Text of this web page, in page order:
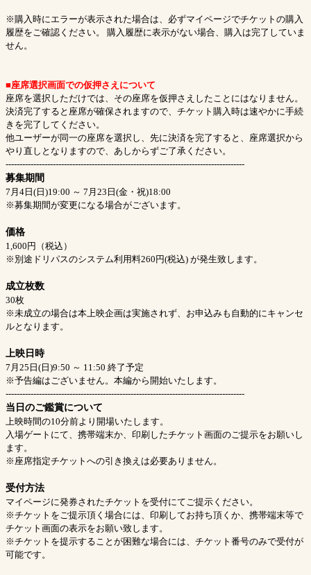
※購入時にエラーが表示された場合は、必ずマイページでチケットの購入
履歴をご確認ください。 購入履歴に表示がない場合、購入は完了していま
せん。
■座席選択画面での仮押さえについて
座席を選択しただけでは、その座席を仮押さえしたことにはなりません。
決済完了すると座席が確保されますので、チケット購入時は速やかに手続
きを完了してください。
他ユーザーが同一の座席を選択し、先に決済を完了すると、座席選択から
やり直しとなりますので、あしからずご了承ください。
--------------------------------------------------------------------------------------
募集期間
7月4日(日)19:00 ～ 7月23日(金・祝)18:00
※募集期間が変更になる場合がございます。
価格
1,600円（税込）
※別途ドリパスのシステム利用料260円(税込) が発生致します。
成立枚数
30枚
※未成立の場合は本上映企画は実施されず、お申込みも自動的にキャンセ
ルとなります。
上映日時
7月25日(日)9:50 ～ 11:50 終了予定
※予告編はございません。本編から開始いたします。
--------------------------------------------------------------------------------------
当日のご鑑賞について
上映時間の10分前より開場いたします。
入場ゲートにて、携帯端末か、印刷したチケット画面のご提示をお願いし
ます。
※座席指定チケットへの引き換えは必要ありません。
受付方法
マイページに発券されたチケットを受付にてご提示ください。
※チケットをご提示頂く場合には、印刷してお持ち頂くか、携帯端末等で
チケット画面の表示をお願い致します。
※チケットを提示することが困難な場合には、チケット番号のみで受付が
可能です。